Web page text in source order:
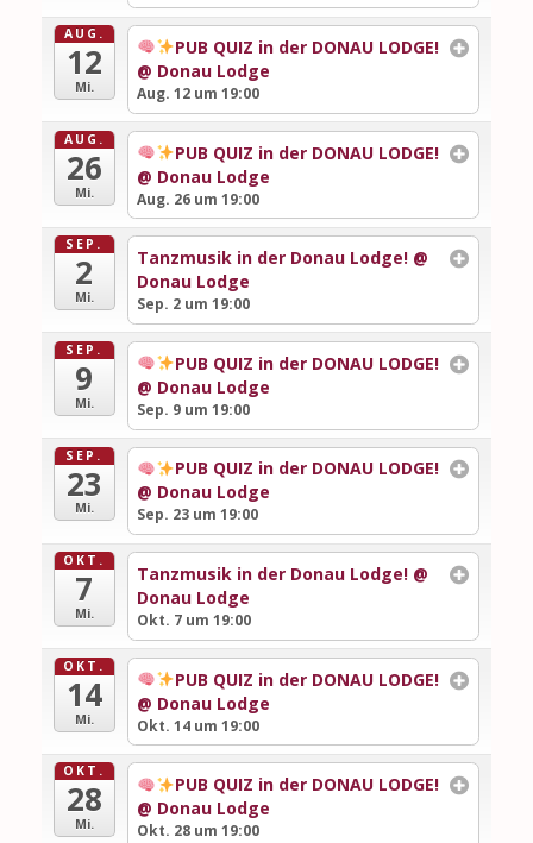
AUG.
12
Mi.
PUB QUIZ in der DONAU LODGE!
@ Donau Lodge
Aug. 12 um 19:00
AUG.
26
Mi.
PUB QUIZ in der DONAU LODGE!
@ Donau Lodge
Aug. 26 um 19:00
SEP.
2
Mi.
Tanzmusik in der Donau Lodge! @
Donau Lodge
Sep. 2 um 19:00
SEP.
9
Mi.
PUB QUIZ in der DONAU LODGE!
@ Donau Lodge
Sep. 9 um 19:00
SEP.
23
Mi.
PUB QUIZ in der DONAU LODGE!
@ Donau Lodge
Sep. 23 um 19:00
OKT.
7
Mi.
Tanzmusik in der Donau Lodge! @
Donau Lodge
Okt. 7 um 19:00
OKT.
14
Mi.
PUB QUIZ in der DONAU LODGE!
@ Donau Lodge
Okt. 14 um 19:00
OKT.
28
Mi.
PUB QUIZ in der DONAU LODGE!
@ Donau Lodge
Okt. 28 um 19:00